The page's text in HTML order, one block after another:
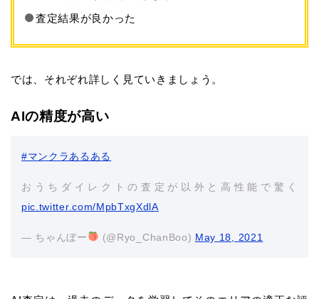
査定結果が良かった
では、それぞれ詳しく見ていきましょう。
AIの精度が高い
#マンクラあるある
おうちダイレクトの査定が以外と高性能で驚く
pic.twitter.com/MpbTxgXdlA
— ちゃんぼー (@Ryo_ChanBoo) May 18, 2021